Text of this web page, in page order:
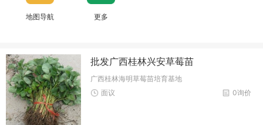
地图导航 更多
批发广西桂林兴安草莓苗
广西桂林海明草莓苗培育基地
0询价
面议